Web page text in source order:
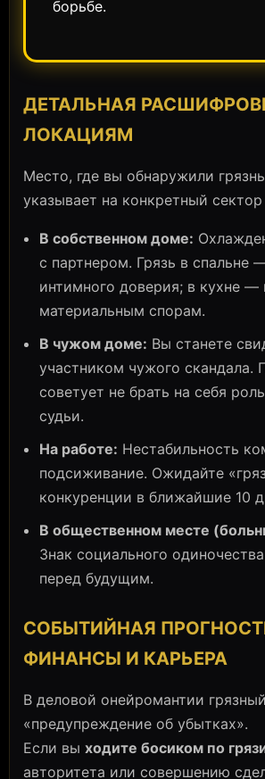
борьбе.
ДЕТАЛЬНАЯ
ЛОКАЦИЯМ
Место, где вы обнаружили
указывает на конкретный
В собственном доме:
с партнером. Грязь в спальне
интимного доверия; в кухне —
материальным спорам.
В чужом доме: Вы станете
участником чужого скандала.
советует не брать на себя
судьи.
На работе: Нестабильность
подсиживание. Ожидайте
конкуренции в ближайшие 10
В общественном месте
Знак социального
перед будущим.
СОБЫТИЙНАЯ
ФИНАНСЫ И КАРЬЕРА
В деловой онейромантии
«предупреждение об убытках».
Если вы ходите босиком по
авторитета или совершению